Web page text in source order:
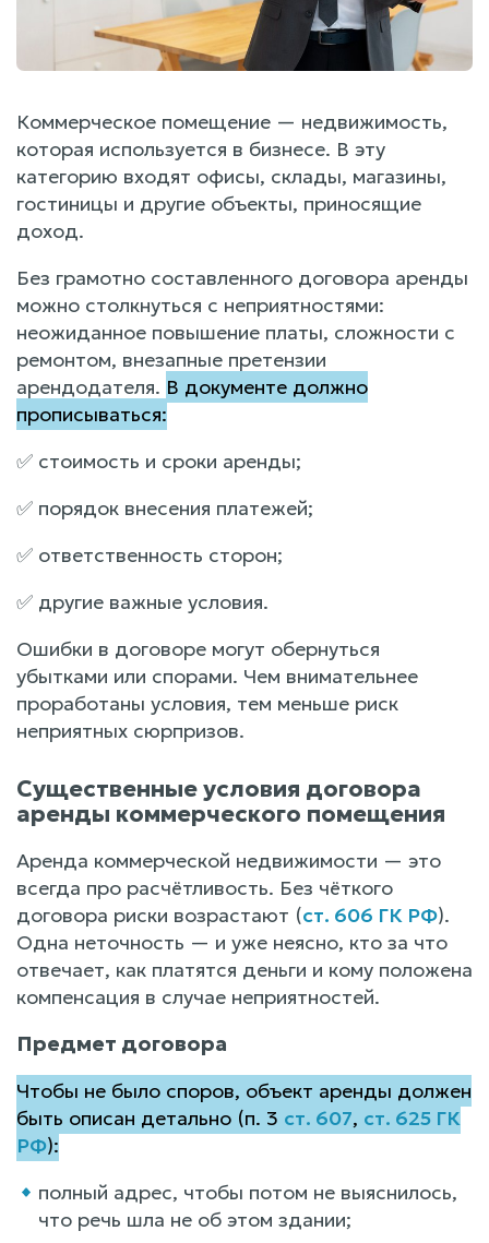
Коммерческое помещение — недвижимость,
которая используется в бизнесе. В эту
категорию входят офисы, склады, магазины,
гостиницы и другие объекты, приносящие
доход.
Без грамотно составленного договора аренды
можно столкнуться с неприятностями:
неожиданное повышение платы, сложности с
ремонтом, внезапные претензии
арендодателя. В документе должно
прописываться:
✅ стоимость и сроки аренды;
✅ порядок внесения платежей;
✅ ответственность сторон;
✅ другие важные условия.
Ошибки в договоре могут обернуться
убытками или спорами. Чем внимательнее
проработаны условия, тем меньше риск
неприятных сюрпризов.
Существенные условия договора
аренды коммерческого помещения
Аренда коммерческой недвижимости — это
всегда про расчётливость. Без чёткого
договора риски возрастают (ст. 606 ГК РФ).
Одна неточность — и уже неясно, кто за что
отвечает, как платятся деньги и кому положена
компенсация в случае неприятностей.
Предмет договора
Чтобы не было споров, объект аренды должен
быть описан детально (п. 3 ст. 607, ст. 625 ГК
РФ):
полный адрес, чтобы потом не выяснилось,
что речь шла не об этом здании;